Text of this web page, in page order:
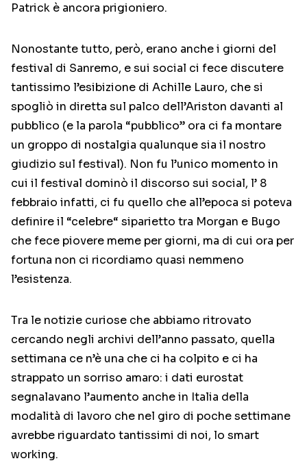
Patrick è ancora prigioniero.
Nonostante tutto, però, erano anche i giorni del
festival di Sanremo, e sui social ci fece discutere
tantissimo l’esibizione di Achille Lauro, che si
spogliò in diretta sul palco dell’Ariston davanti al
pubblico (e la parola “pubblico” ora ci fa montare
un groppo di nostalgia qualunque sia il nostro
giudizio sul festival). Non fu l’unico momento in
cui il festival dominò il discorso sui social, l’ 8
febbraio infatti, ci fu quello che all’epoca si poteva
definire il “celebre“ siparietto tra Morgan e Bugo
che fece piovere meme per giorni, ma di cui ora per
fortuna non ci ricordiamo quasi nemmeno
l’esistenza.
Tra le notizie curiose che abbiamo ritrovato
cercando negli archivi dell’anno passato, quella
settimana ce n’è una che ci ha colpito e ci ha
strappato un sorriso amaro: i dati eurostat
segnalavano l’aumento anche in Italia della
modalità di lavoro che nel giro di poche settimane
avrebbe riguardato tantissimi di noi, lo smart
working.